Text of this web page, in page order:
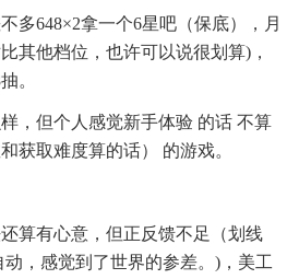
多648×2拿一个6星吧（保底），月
其他档位，也许可以说很划算)，
。
，但个人感觉新手体验 的话 不算
获取难度算的话） 的游戏。
算有心意，但正反馈不足（划线
，感觉到了世界的参差。)，美工